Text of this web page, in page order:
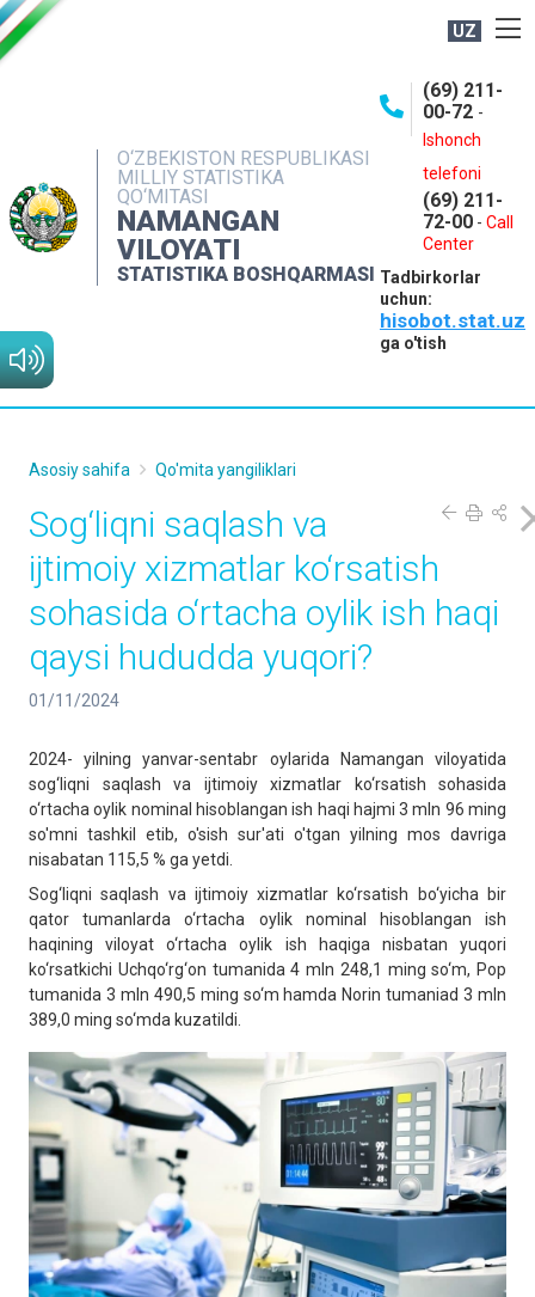
UZ
O‘ZBEKISTON RESPUBLIKASI
MILLIY STATISTIKA
QO‘MITASI
NAMANGAN
VILOYATI
STATISTIKA BOSHQARMASI
(69) 211-
00-72 -
Ishonch
telefoni
(69) 211-
72-00 - Call
Center
Tadbirkorlar
uchun:
hisobot.stat.uz
ga o'tish
NASHRLAR
INTERAKTIV XIZMATLAR
MATBUOT XIZMATI
MUROJAATLAR
Asosiy sahifa Qo'mita yangiliklari
Sog‘liqni saqlash va
ijtimoiy xizmatlar ko‘rsatish
sohasida o‘rtacha oylik ish haqi
qaysi hududda yuqori?
01/11/2024
2024- yilning yanvar-sentabr oylarida Namangan viloyatida
sog‘liqni saqlash va ijtimoiy xizmatlar ko‘rsatish sohasida
o‘rtacha oylik nominal hisoblangan ish haqi hajmi 3 mln 96 ming
so'mni tashkil etib, o'sish sur'ati o'tgan yilning mos davriga
nisabatan 115,5 % ga yetdi.
Sog‘liqni saqlash va ijtimoiy xizmatlar ko‘rsatish bo‘yicha bir
qator tumanlarda o‘rtacha oylik nominal hisoblangan ish
haqining viloyat o‘rtacha oylik ish haqiga nisbatan yuqori
ko‘rsatkichi Uchqo‘rg‘on tumanida 4 mln 248,1 ming so‘m, Pop
tumanida 3 mln 490,5 ming so‘m hamda Norin tumaniad 3 mln
389,0 ming so‘mda kuzatildi.